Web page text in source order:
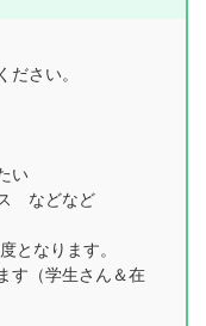
さい。
い
などなど
となります。
す（学生さん＆在